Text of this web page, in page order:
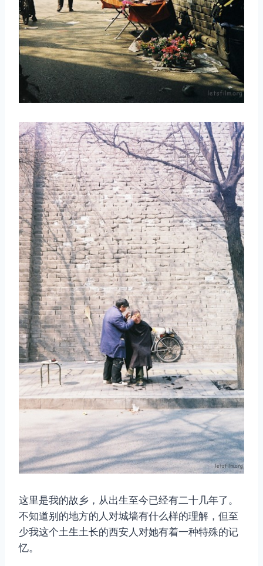
这里是我的故乡，从出生至今已经有二十几年了。
不知道别的地方的人对城墙有什么样的理解，但至
少我这个土生土长的西安人对她有着一种特殊的记
忆。